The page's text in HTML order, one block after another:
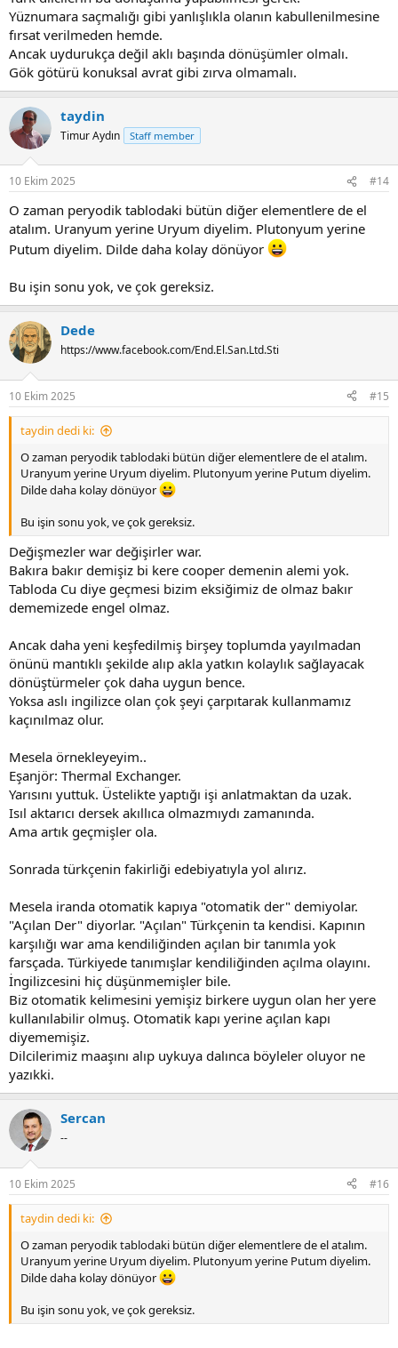
Yüznumara saçmalığı gibi yanlışlıkla olanın kabullenilmesine
fırsat verilmeden hemde.
Ancak uydurukça değil aklı başında dönüşümler olmalı.
Gök götürü konuksal avrat gibi zırva olmamalı.
taydin
Timur Aydın Staff member
10 Ekim 2025 #14
O zaman peryodik tablodaki bütün diğer elementlere de el
atalım. Uranyum yerine Uryum diyelim. Plutonyum yerine
Putum diyelim. Dilde daha kolay dönüyor
Bu işin sonu yok, ve çok gereksiz.
Dede
https://www.facebook.com/End.El.San.Ltd.Sti
10 Ekim 2025 #15
taydin dedi ki:
O zaman peryodik tablodaki bütün diğer elementlere de el atalım.
Uranyum yerine Uryum diyelim. Plutonyum yerine Putum diyelim.
Dilde daha kolay dönüyor
Bu işin sonu yok, ve çok gereksiz.
Değişmezler war değişirler war.
Bakıra bakır demişiz bi kere cooper demenin alemi yok.
Tabloda Cu diye geçmesi bizim eksiğimiz de olmaz bakır
dememizede engel olmaz.
Ancak daha yeni keşfedilmiş birşey toplumda yayılmadan
önünü mantıklı şekilde alıp akla yatkın kolaylık sağlayacak
dönüştürmeler çok daha uygun bence.
Yoksa aslı ingilizce olan çok şeyi çarpıtarak kullanmamız
kaçınılmaz olur.
Mesela örnekleyeyim..
Eşanjör: Thermal Exchanger.
Yarısını yuttuk. Üstelikte yaptığı işi anlatmaktan da uzak.
Isıl aktarıcı dersek akıllıca olmazmıydı zamanında.
Ama artık geçmişler ola.
Sonrada türkçenin fakirliği edebiyatıyla yol alırız.
Mesela iranda otomatik kapıya "otomatik der" demiyolar.
"Açılan Der" diyorlar. "Açılan" Türkçenin ta kendisi. Kapının
karşılığı war ama kendiliğinden açılan bir tanımla yok
farsçada. Türkiyede tanımışlar kendiliğinden açılma olayını.
İngilizcesini hiç düşünmemişler bile.
Biz otomatik kelimesini yemişiz birkere uygun olan her yere
kullanılabilir olmuş. Otomatik kapı yerine açılan kapı
diyememişiz.
Dilcilerimiz maaşını alıp uykuya dalınca böyleler oluyor ne
yazıkki.
Sercan
--
10 Ekim 2025 #16
taydin dedi ki:
O zaman peryodik tablodaki bütün diğer elementlere de el atalım.
Uranyum yerine Uryum diyelim. Plutonyum yerine Putum diyelim.
Dilde daha kolay dönüyor
Bu işin sonu yok, ve çok gereksiz.